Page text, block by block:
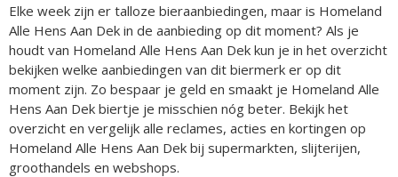
Elke week zijn er talloze bieraanbiedingen, maar is Homeland
Alle Hens Aan Dek in de aanbieding op dit moment? Als je
houdt van Homeland Alle Hens Aan Dek kun je in het overzicht
bekijken welke aanbiedingen van dit biermerk er op dit
moment zijn. Zo bespaar je geld en smaakt je Homeland Alle
Hens Aan Dek biertje je misschien nóg beter. Bekijk het
overzicht en vergelijk alle reclames, acties en kortingen op
Homeland Alle Hens Aan Dek bij supermarkten, slijterijen,
groothandels en webshops.